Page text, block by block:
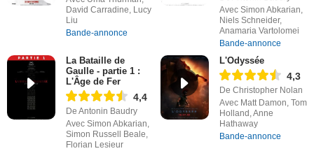
David Carradine, Lucy
Liu
Bande-annonce
Avec Simon Abkarian,
Niels Schneider,
Anamaria Vartolomei
Bande-annonce
La Bataille de
Gaulle - partie 1 :
L'Âge de Fer
4,4
De Antonin Baudry
Avec Simon Abkarian,
Simon Russell Beale,
Florian Lesieur
L'Odyssée
4,3
De Christopher Nolan
Avec Matt Damon, Tom
Holland, Anne
Hathaway
Bande-annonce